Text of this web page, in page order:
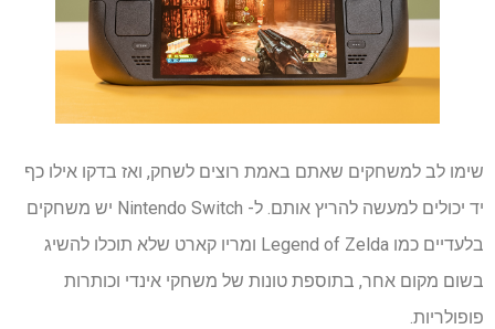
שימו לב למשחקים שאתם באמת רוצים לשחק, ואז בדקו אילו כף
יד יכולים למעשה להריץ אותם. ל- Nintendo Switch יש משחקים
בלעדיים כמו Legend of Zelda ומריו קארט שלא תוכלו להשיג
בשום מקום אחר, בתוספת טונות של משחקי אינדי וכותרות
פופולריות.